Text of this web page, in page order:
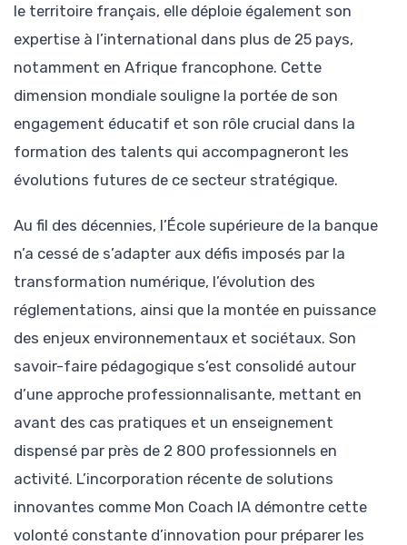
le territoire français, elle déploie également son
expertise à l’international dans plus de 25 pays,
notamment en Afrique francophone. Cette
dimension mondiale souligne la portée de son
engagement éducatif et son rôle crucial dans la
formation des talents qui accompagneront les
évolutions futures de ce secteur stratégique.
Au fil des décennies, l’École supérieure de la banque
n’a cessé de s’adapter aux défis imposés par la
transformation numérique, l’évolution des
réglementations, ainsi que la montée en puissance
des enjeux environnementaux et sociétaux. Son
savoir-faire pédagogique s’est consolidé autour
d’une approche professionnalisante, mettant en
avant des cas pratiques et un enseignement
dispensé par près de 2 800 professionnels en
activité. L’incorporation récente de solutions
innovantes comme Mon Coach IA démontre cette
volonté constante d’innovation pour préparer les